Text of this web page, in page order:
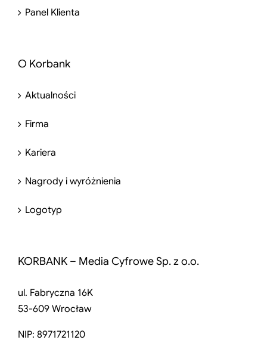
Panel Klienta
O Korbank
Aktualności
Firma
Kariera
Nagrody i wyróżnienia
Logotyp
KORBANK – Media Cyfrowe Sp. z o.o.
ul. Fabryczna 16K
53-609 Wrocław
NIP: 8971721120